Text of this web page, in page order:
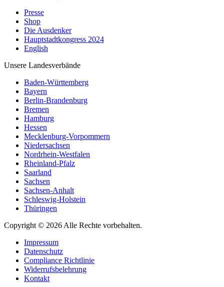
Presse
Shop
Die Ausdenker
Hauptstadtkongress 2024
English
Unsere Landesverbände
Baden-Württemberg
Bayern
Berlin-Brandenburg
Bremen
Hamburg
Hessen
Mecklenburg-Vorpommern
Niedersachsen
Nordrhein-Westfalen
Rheinland-Pfalz
Saarland
Sachsen
Sachsen-Anhalt
Schleswig-Holstein
Thüringen
Copyright © 2026 Alle Rechte vorbehalten.
Impressum
Datenschutz
Compliance Richtlinie
Widerrufsbelehrung
Kontakt